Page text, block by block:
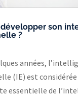
son
?
années,
(IE) est considérée
essentielle de